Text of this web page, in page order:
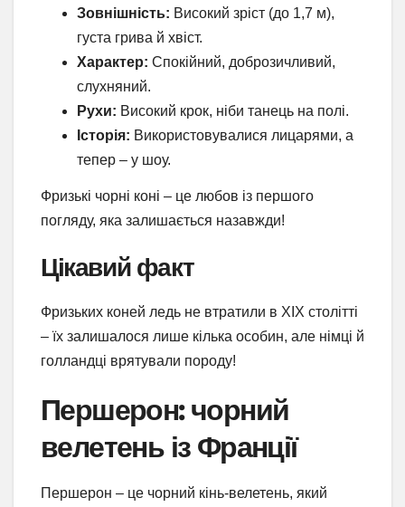
Зовнішність: Високий зріст (до 1,7 м),
густа грива й хвіст.
Характер: Спокійний, доброзичливий,
слухняний.
Рухи: Високий крок, ніби танець на полі.
Історія: Використовувалися лицарями, а
тепер – у шоу.
Фризькі чорні коні – це любов із першого
погляду, яка залишається назавжди!
Цікавий факт
Фризьких коней ледь не втратили в XIX столітті
– їх залишалося лише кілька особин, але німці й
голландці врятували породу!
Першерон: чорний
велетень із Франції
Першерон – це чорний кінь-велетень, який